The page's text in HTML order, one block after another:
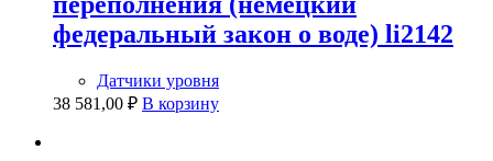
федеральный закон о воде) li2142
Датчики уровня
38 581,00 ₽ В корзину